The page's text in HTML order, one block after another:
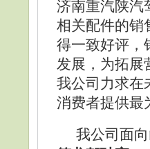
济南重汽陕汽
相关配件的销
得一致好评，
发展，为拓
我公司力求在
消费者提供最
我公司面